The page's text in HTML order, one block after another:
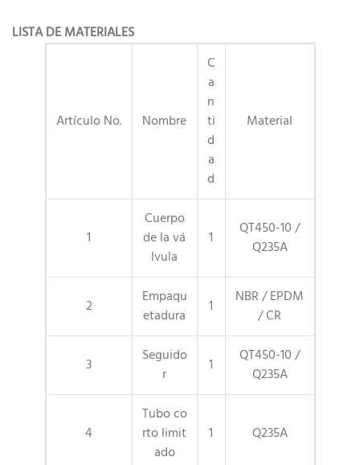
LISTA DE MATERIALES
Artículo No. Nombre
C
a
n
ti
d
a
d
Material
1
Cuerpo
de la vá
lvula
1
QT450-10 /
Q235A
2
Empaqu
etadura
1
NBR / EPDM
/ CR
3
Seguido
r
1
QT450-10 /
Q235A
4
Tubo co
rto limit
ado
1 Q235A